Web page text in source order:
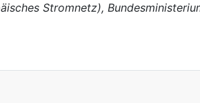
Stromnetz),